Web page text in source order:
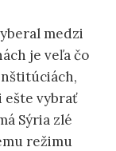
medzi
je veľa čo
ešte vybrať
Sýria zlé
režimu